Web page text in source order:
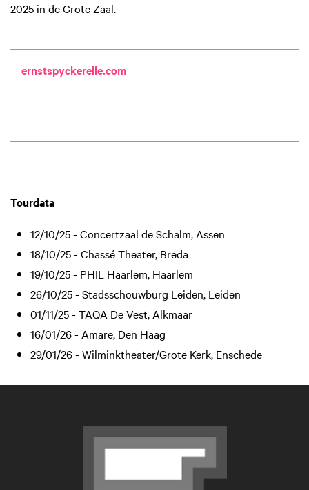
2025 in de Grote Zaal.
ernstspyckerelle.com
Tourdata
12/10/25 - Concertzaal de Schalm, Assen
18/10/25 - Chassé Theater, Breda
19/10/25 - PHIL Haarlem, Haarlem
26/10/25 - Stadsschouwburg Leiden, Leiden
01/11/25 - TAQA De Vest, Alkmaar
16/01/26 - Amare, Den Haag
29/01/26 - Wilminktheater/Grote Kerk, Enschede